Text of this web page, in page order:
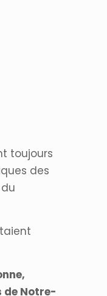
toujours
des
de Notre-